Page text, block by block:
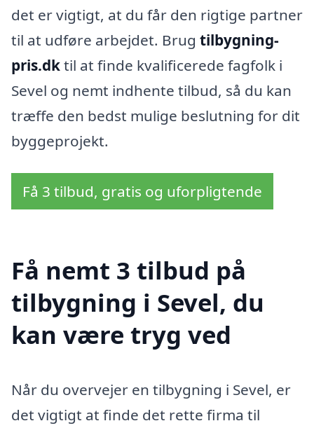
det er vigtigt, at du får den rigtige partner
til at udføre arbejdet. Brug tilbygning-
pris.dktil at finde kvalificerede fagfolk i
Sevel og nemt indhente tilbud, så du kan
træffe den bedst mulige beslutning for dit
byggeprojekt.
Få 3 tilbud, gratis og uforpligtende
Få nemt 3 tilbud på
tilbygning i Sevel, du
kan være tryg ved
Når du overvejer en tilbygning i Sevel, er
det vigtigt at finde det rette firma til